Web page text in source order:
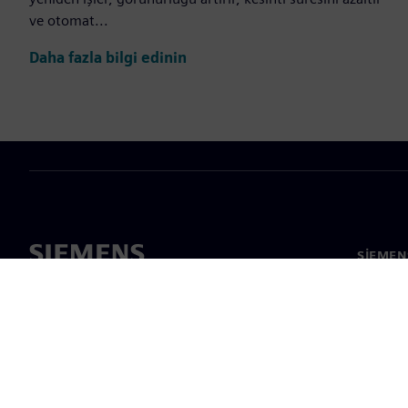
ve otomat...
Daha fazla bilgi edinin